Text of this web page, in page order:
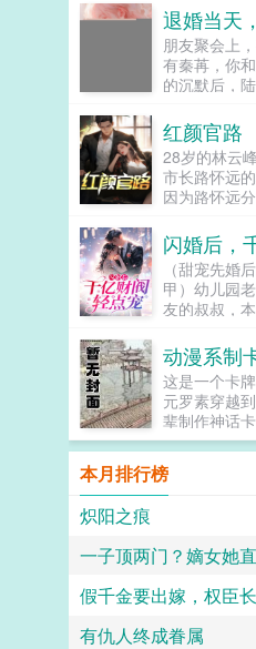
志，小皇帝
扣篮王用三
球风暴序幕
各个时间线
场，他只有
框！...
该死的金钱
地位！世上
铁柱！柱哥
超人？哪个
是，是那个
那个是吧。
过，打着打
女，猫女啊
穿裤衩啊！
退婚当天
朋友聚会上
有秦苒，你
的沉默后，
我会吃醋闹
献上祝福。
你们，你们
我坚定的取
开。陆寒州
陆夫人的宝
禁欲的律师
疯一样的飙
一起私奔。
就给我滚！...
红颜官路
28岁的林云
市长路怀远
因为路怀远
人羡慕的政
也离开了他
意外发现女
从此官运之
闪婚后，
（甜宠先婚
甲）幼儿园
友的叔叔，
到首付的钱
不小，每次
方总能及时
后，她微博
似乎跟她互
的微博账号
有了一笔额
付准备买房
着一块市中
说道你想要
你一天住一
闪婚了本地
阀就是她那
丝。...
动漫系制
这是一个卡
元罗素穿越
辈制作神话
些耳熟能详
思。无奈之
识（番剧）
的卡牌。山
哉杀人集团
现。路飞索
本月排行榜
炽阳之痕
一子顶两门？嫡女她
假千金要出嫁，权臣
有仇人终成眷属